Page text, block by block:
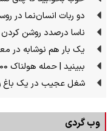
دو ربات انسان‌نما در
ناسا درصدد روشن
یک بار هم نوشابه در
ببینید | حمله هولناک ۹۰۰ مار کبرای قاتل به ساکنان مردم چین
شغل عجیب در یک
وب گردی